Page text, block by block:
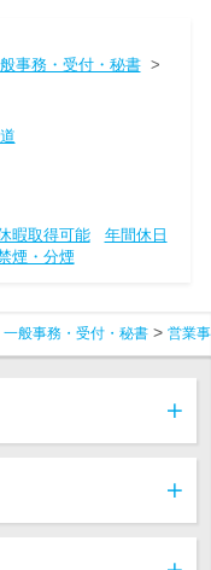
事務・受付・秘書>
暇取得可能
年間休日
煙・分煙
一般事務・受付・秘書 営業